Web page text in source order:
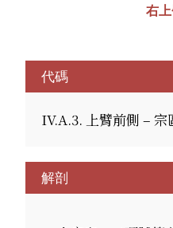
右
代碼
IV.A.3. 上臂前側 – 宗
解剖